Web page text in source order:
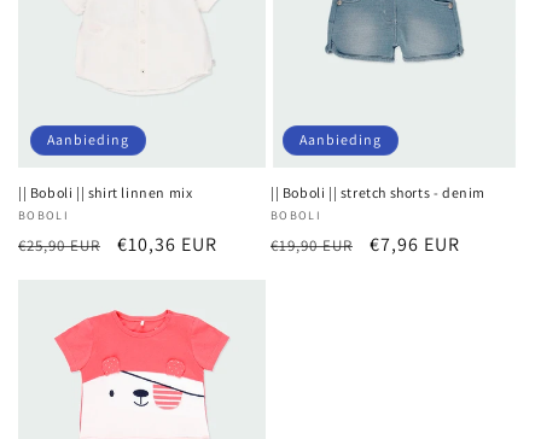
Aanbieding
|| Boboli || shirt linnen mix
Verkoper:
BOBOLI
Normale
€25,90 EUR Aanbiedingsprijs
€10,36 EUR
Aanbieding
|| Boboli || stretch shorts - denim
Verkoper:
BOBOLI
Normale
€19,90 EUR Aanbiedingsprijs
€7,96 EUR